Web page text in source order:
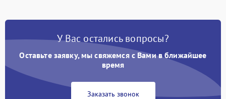
У Вас остались вопросы?
Оставьте заявку, мы свяжемся с Вами в ближайшее
время
Заказать звонок